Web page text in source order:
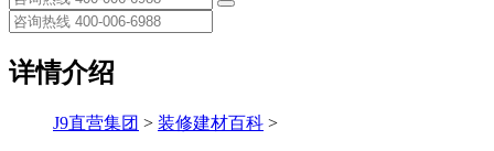
详情介绍
J9直营集团 > 装修建材百科 >